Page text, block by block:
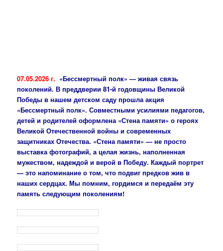
07.05.2026 г. «Бессмертный полк» — живая связь
поколений. В преддверии 81-й годовщины Великой
Победы в нашем детском саду прошла акция
«Бессмертный полк». Совместными усилиями педагогов,
детей и родителей оформлена «Стена памяти» о героях
Великой Отечественной войны и современных
защитниках Отечества. «Стена памяти» — не просто
выставка фотографий, а целая жизнь, наполненная
мужеством, надеждой и верой в Победу. Каждый портрет
— это напоминание о том, что подвиг предков жив в
наших сердцах. Мы помним, гордимся и передаём эту
память следующим поколениям!